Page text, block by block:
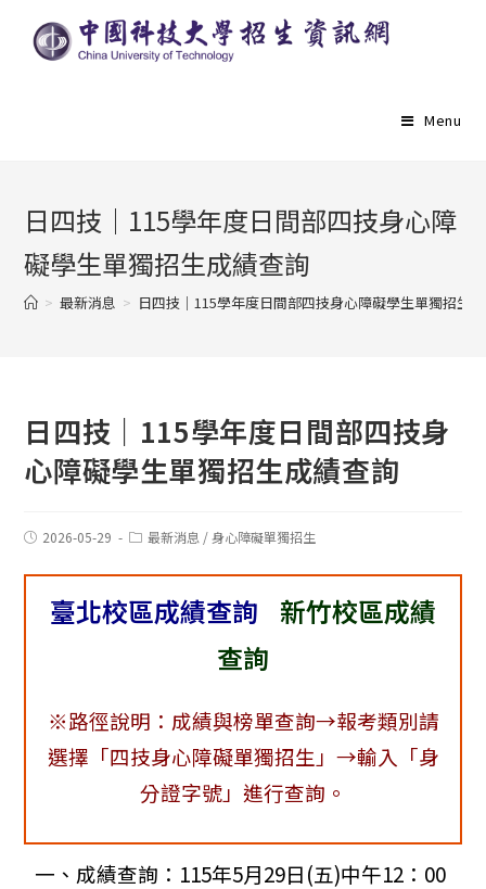
Menu
日四技｜115學年度日間部四技身心障
礙學生單獨招生成績查詢
> 最新消息 > 日四技｜115學年度日間部四技身心障礙學生單獨招生
日四技｜115學年度日間部四技身
心障礙學生單獨招生成績查詢
2026-05-29 最新消息 / 身心障礙單獨招生
臺北校區成績查詢
新竹校區成績
查詢
※路徑說明：成績與榜單查詢→報考類別請
選擇「四技身心障礙單獨招生」→輸入「身
分證字號」進行查詢。
一、成績查詢：115年5月29日(五)中午12：00